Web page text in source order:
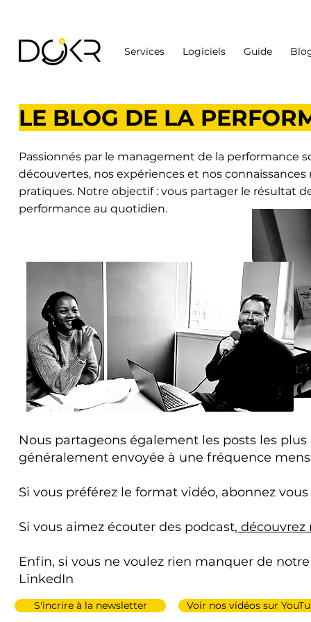
Services Logiciels Guide
LE BLOG DE LA
Passionnés par le management de la performance
découvertes, nos expériences et nos
pratiques. Notre objectif : vous partager le résultat
performance au quotidien.
Nous partageons également les posts les
généralement envoyée à une fréquence
Si vous préférez le format vidéo, abonnez
Si vous aimez écouter des podcast, découvrez
Enfin, si vous ne voulez rien manquer de
LinkedIn
S'incrire à la newsletter Voir nos vidéos sur